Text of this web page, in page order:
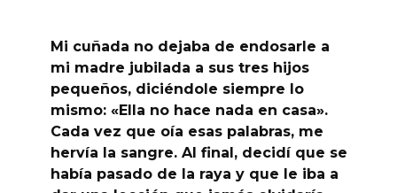
Mi cuñada no dejaba de endosarle a
mi madre jubilada a sus tres hijos
pequeños, diciéndole siempre lo
mismo: «Ella no hace nada en casa».
Cada vez que oía esas palabras, me
hervía la sangre. Al final, decidí que se
había pasado de la raya y que le iba a